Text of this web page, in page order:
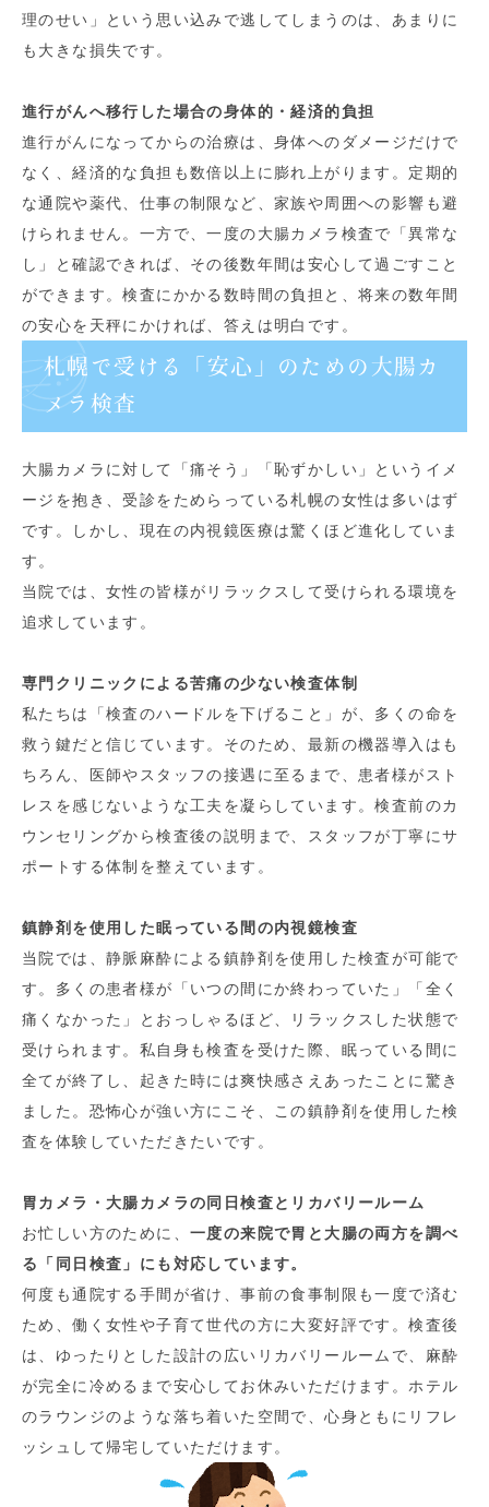
理のせい」という思い込みで逃してしまうのは、あまりに
も大きな損失です。
進行がんへ移行した場合の身体的・経済的負担
進行がんになってからの治療は、身体へのダメージだけで
なく、経済的な負担も数倍以上に膨れ上がります。定期的
な通院や薬代、仕事の制限など、家族や周囲への影響も避
けられません。一方で、一度の大腸カメラ検査で「異常な
し」と確認できれば、その後数年間は安心して過ごすこと
ができます。検査にかかる数時間の負担と、将来の数年間
の安心を天秤にかければ、答えは明白です。
札幌で受ける「安心」のための大腸カ
メラ検査
大腸カメラに対して「痛そう」「恥ずかしい」というイメ
ージを抱き、受診をためらっている札幌の女性は多いはず
です。しかし、現在の内視鏡医療は驚くほど進化していま
す。
当院では、女性の皆様がリラックスして受けられる環境を
追求しています。
専門クリニックによる苦痛の少ない検査体制
私たちは「検査のハードルを下げること」が、多くの命を
救う鍵だと信じています。そのため、最新の機器導入はも
ちろん、医師やスタッフの接遇に至るまで、患者様がスト
レスを感じないような工夫を凝らしています。検査前のカ
ウンセリングから検査後の説明まで、スタッフが丁寧にサ
ポートする体制を整えています。
鎮静剤を使用した眠っている間の内視鏡検査
当院では、静脈麻酔による鎮静剤を使用した検査が可能で
す。多くの患者様が「いつの間にか終わっていた」「全く
痛くなかった」とおっしゃるほど、リラックスした状態で
受けられます。私自身も検査を受けた際、眠っている間に
全てが終了し、起きた時には爽快感さえあったことに驚き
ました。恐怖心が強い方にこそ、この鎮静剤を使用した検
査を体験していただきたいです。
胃カメラ・大腸カメラの同日検査とリカバリールーム
お忙しい方のために、 一度の来院で胃と大腸の両方を調べ
る「同日検査」にも対応しています。
何度も通院する手間が省け、事前の食事制限も一度で済む
ため、働く女性や子育て世代の方に大変好評です。検査後
は、ゆったりとした設計の広いリカバリールームで、麻酔
が完全に冷めるまで安心してお休みいただけます。ホテル
のラウンジのような落ち着いた空間で、心身ともにリフレ
ッシュして帰宅していただけます。